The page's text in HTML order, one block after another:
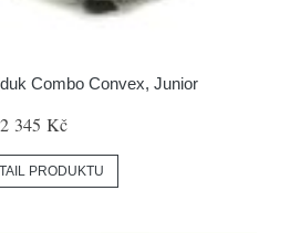
Combo Convex, Junior
2 345 Kč
PRODUKTU